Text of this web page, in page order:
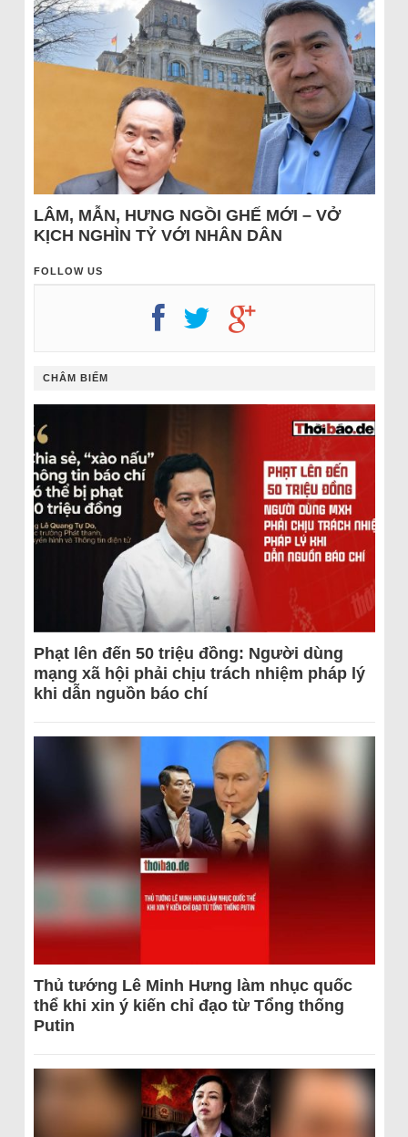
LÂM, MẪN, HƯNG NGỒI GHẾ MỚI – VỞ
KỊCH NGHÌN TỶ VỚI NHÂN DÂN
FOLLOW US
CHÂM BIẾM
Phạt lên đến 50 triệu đồng: Người dùng
mạng xã hội phải chịu trách nhiệm pháp lý
khi dẫn nguồn báo chí
Thủ tướng Lê Minh Hưng làm nhục quốc
thể khi xin ý kiến chỉ đạo từ Tổng thống
Putin